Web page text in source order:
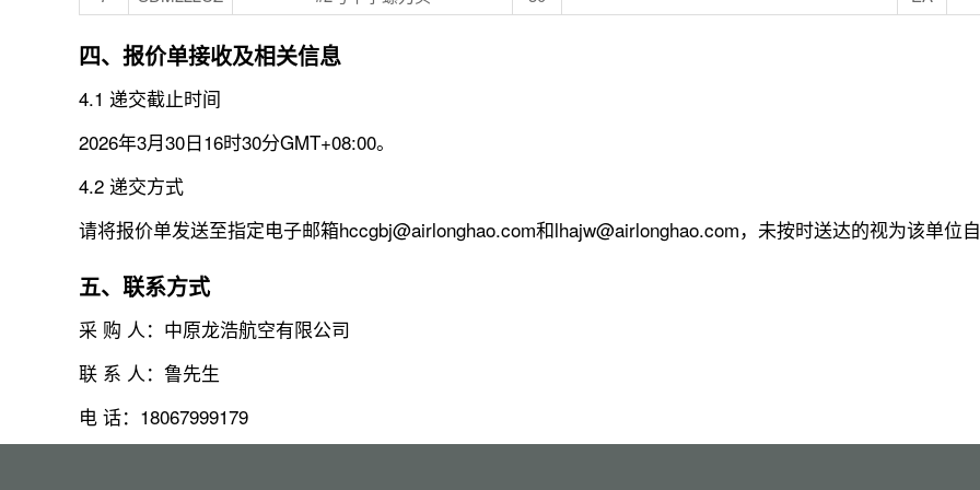
四、报价单接收及相关信息
4.1 递交截止时间
2026年3月30日16时30分GMT+08:00。
4.2 递交方式
请将报价单发送至指定电子邮箱hccgbj@airlonghao.com和lhajw@airlonghao.com，未按时送达的视为该单位自
五、联系方式
采 购 人：中原龙浩航空有限公司
联 系 人：鲁先生
电 话：18067999179